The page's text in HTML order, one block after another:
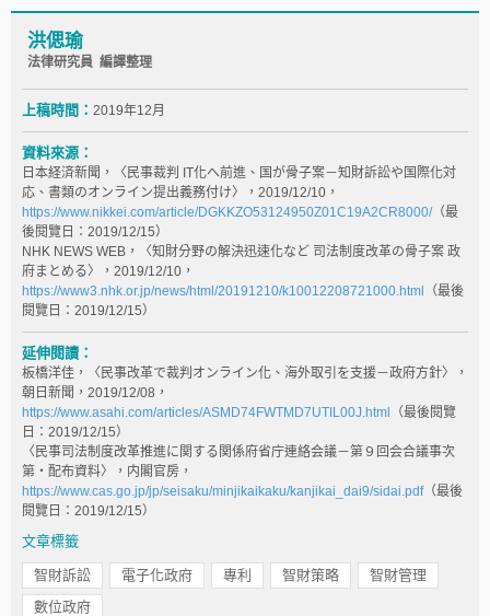
洪偲瑜
法律研究員 編譯整理
上稿時間： 2019年12月
資料來源：
日本経済新聞，〈民事裁判 IT化へ前進、国が骨子案－知財訴訟や国際化対
応、書類のオンライン提出義務付け〉，2019/12/10，
https://www.nikkei.com/article/DGKKZO53124950Z01C19A2CR8000/（最
後閱覽日：2019/12/15）
NHK NEWS WEB，〈知財分野の解決迅速化など 司法制度改革の骨子案 政
府まとめる〉，2019/12/10，
https://www3.nhk.or.jp/news/html/20191210/k10012208721000.html
（最後
閱覽日：2019/12/15）
延伸閱讀：
板橋洋佳，〈民事改革で裁判オンライン化、海外取引を支援－政府方針〉，
朝日新聞，2019/12/08，
https://www.asahi.com/articles/ASMD74FWTMD7UTIL00J.html
（最後閱覽
日：2019/12/15）
〈民事司法制度改革推進に関する関係府省庁連絡会議－第９回会合議事次
第・配布資料〉，内閣官房，
https://www.cas.go.jp/jp/seisaku/minjikaikaku/kanjikai_dai9/sidai.pdf（最後
閱覽日：2019/12/15）
文章標籤
智財訴訟 電子化政府 專利 智財策略
智財管理
數位政府